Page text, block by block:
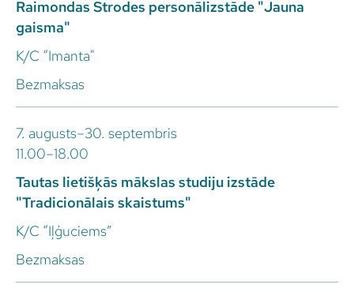
Raimondas Strodes personālizstāde "Jauna
gaisma"
K/C “Imanta"
Bezmaksas
7. augusts–30. septembris
11.00–18.00
Tautas lietišķās mākslas studiju izstāde
"Tradicionālais skaistums"
K/C “Iļģuciems”
Bezmaksas